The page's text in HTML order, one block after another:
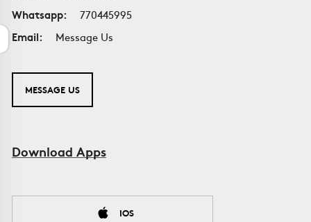
Whatsapp:
770445995
Email:
Message Us
MESSAGE US
Download Apps
IOS